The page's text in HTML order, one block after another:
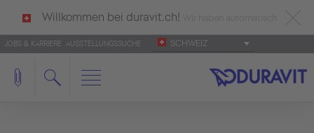
Willkommen bei duravit.ch!
deutsch als Ihre Sprache erkannt.
Français Italiano
JOBS & KARRIERE AUSSTELLUNGSSUCHE SCHWEIZ